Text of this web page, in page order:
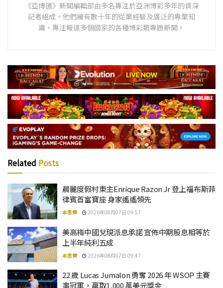
《亞博匯》新聞編輯部由多名專注於亞洲博彩多年的資深
記者組成。他們擁有數十年的從業經驗及廣泛的專業知
識，專注報道多個國家的各種博彩類專題新聞。
Related Posts
晨麗度假村東主Enrique Razon Jr 登上福布斯菲
律賓首富寶座 身家遙遙領先
本思齊 2026年08月07日 09:57
美高梅中國兌現派息承諾 宣佈中期股息相等於
上半年純利五成
本思齊 2026年08月07日 09:47
22 歲 Lucas Jumalon 勇奪 2026 年 WSOP 主賽
事冠軍，贏取1,000 萬美元獎金